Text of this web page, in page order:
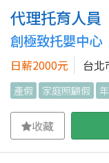
代理托育人員
創極致托嬰中心
日薪2000元 台北
產假 家庭照顧假
收藏